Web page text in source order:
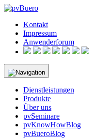
Skip
contentKontakt
Impressum
Anwenderforum
Dienstleistungen
Produkte
Über uns
pvSeminare
pvKnowHowBlog
pvBueroBlog